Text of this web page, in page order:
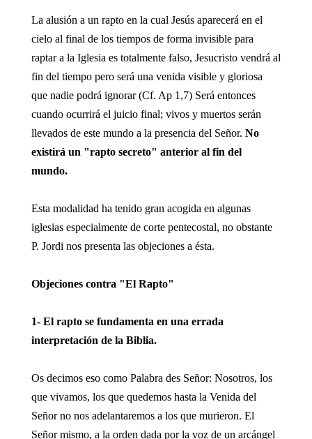
La alusión a un rapto en la cual Jesús aparecerá en el
cielo al final de los tiempos de forma invisible para
raptar a la Iglesia es totalmente falso, Jesucristo vendrá al
fin del tiempo pero será una venida visible y gloriosa
que nadie podrá ignorar (Cf. Ap 1,7) Será entonces
cuando ocurrirá el juicio final; vivos y muertos serán
llevados de este mundo a la presencia del Señor. No
existirá un "rapto secreto" anterior al fin del
mundo.
Esta modalidad ha tenido gran acogida en algunas
iglesias especialmente de corte pentecostal, no obstante
P. Jordi nos presenta las objeciones a ésta.
Objeciones contra "El Rapto"
1- El rapto se fundamenta en una errada
interpretación de la Biblia.
Os decimos eso como Palabra des Señor: Nosotros, los
que vivamos, los que quedemos hasta la Venida del
Señor no nos adelantaremos a los que murieron. El
Señor mismo, a la orden dada por la voz de un arcángel